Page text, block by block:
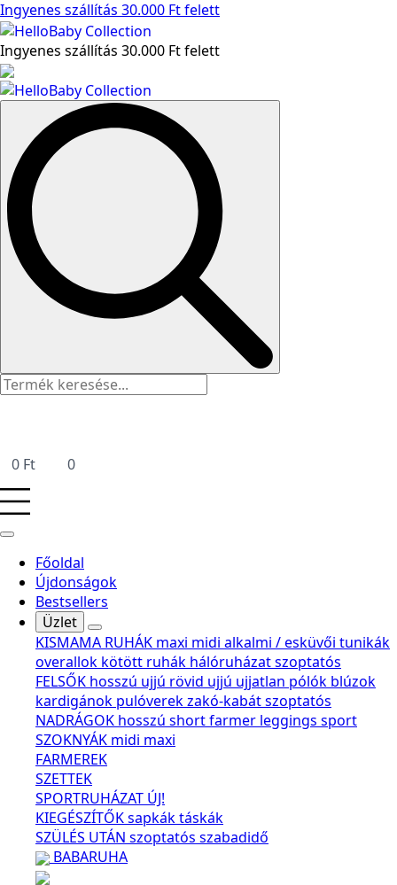
Ingyenes szállítás 30.000 Ft felett
Ingyenes szállítás 30.000 Ft felett
Search
0 Ft 0
Főoldal
Újdonságok
Bestsellers
Üzlet
KISMAMA RUHÁK maxi midi alkalmi / esküvői tunikák
overallok kötött ruhák hálóruházatszoptatós
FELSŐK hosszú ujjú rövid ujjú ujjatlan pólók blúzok
kardigánok pulóverekzakó-kabátszoptatós
NADRÁGOK hosszú shortfarmer leggings sport
SZOKNYÁK midi maxi
FARMEREK
SZETTEK
SPORTRUHÁZAT ÚJ!
KIEGÉSZÍTŐKsapkáktáskák
SZÜLÉS UTÁN szoptatós szabadidő
BABARUHA